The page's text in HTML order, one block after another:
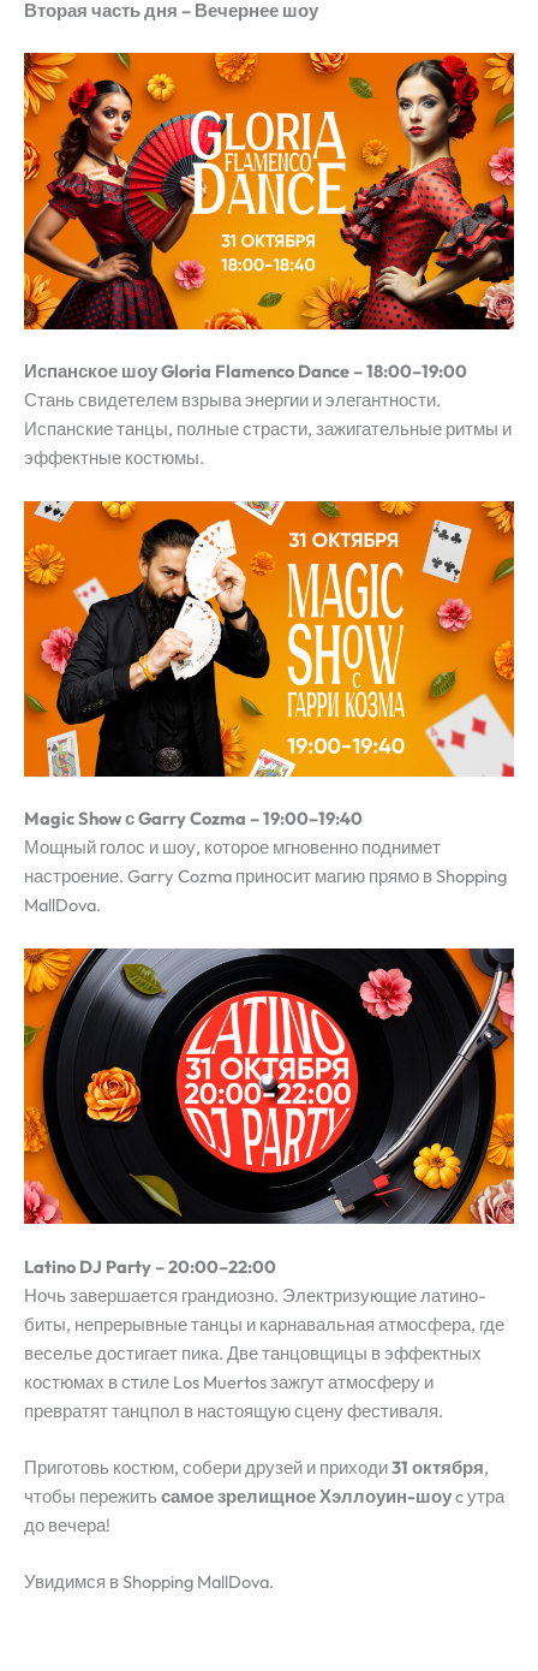
Вторая часть дня – Вечернее шоу
Испанское шоу Gloria Flamenco Dance – 18:00–19:00
Стань свидетелем взрыва энергии и элегантности.
Испанские танцы, полные страсти, зажигательные ритмы и
эффектные костюмы.
Magic Show с Garry Cozma – 19:00–19:40
Мощный голос и шоу, которое мгновенно поднимет
настроение. Garry Cozma приносит магию прямо в Shopping
MallDova.
Latino DJ Party – 20:00–22:00
Ночь завершается грандиозно. Электризующие латино-
биты, непрерывные танцы и карнавальная атмосфера, где
веселье достигает пика. Две танцовщицы в эффектных
костюмах в стиле Los Muertos зажгут атмосферу и
превратят танцпол в настоящую сцену фестиваля.
Приготовь костюм, собери друзей и приходи31 октября,
чтобы пережить самое зрелищное Хэллоуин-шоуc утра
до вечера!
Увидимся в Shopping MallDova.